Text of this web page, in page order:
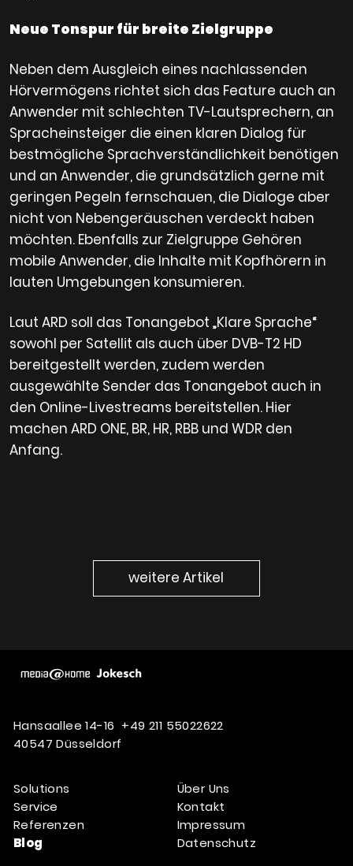
Neue Tonspur für breite Zielgruppe
Neben dem Ausgleich eines nachlassenden
Hörvermögens richtet sich das Feature auch an
Anwender mit schlechten TV-Lautsprechern, an
Spracheinsteiger die einen klaren Dialog für
bestmögliche Sprachverständlichkeit benötigen
und an Anwender, die grundsätzlich gerne mit
geringen Pegeln fernschauen, die Dialoge aber
nicht von Nebengeräuschen verdeckt haben
möchten. Ebenfalls zur Zielgruppe Gehören
mobile Anwender, die Inhalte mit Kopfhörern in
lauten Umgebungen konsumieren.
Laut ARD soll das Tonangebot „Klare Sprache“
sowohl per Satellit als auch über DVB-T2 HD
bereitgestellt werden, zudem werden
ausgewählte Sender das Tonangebot auch in
den Online-Livestreams bereitstellen. Hier
machen ARD ONE, BR, HR, RBB und WDR den
Anfang.
weitere Artikel
Hansaallee 14-16
40547 Düsseldorf
+49 211 55022622
Solutions
Service
Referenzen
Blog
Über Uns
Kontakt
Impressum
Datenschutz